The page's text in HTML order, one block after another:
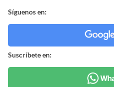
Síguenos en:
Suscríbete en: